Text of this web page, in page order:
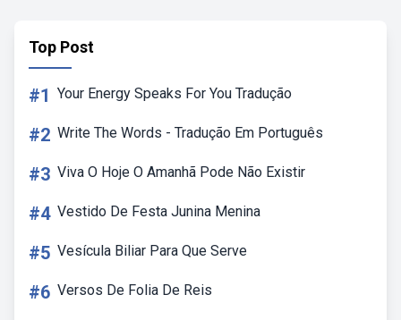
Top Post
#1 Your Energy Speaks For You Tradução
#2 Write The Words - Tradução Em Português
#3 Viva O Hoje O Amanhã Pode Não Existir
#4 Vestido De Festa Junina Menina
#5 Vesícula Biliar Para Que Serve
#6 Versos De Folia De Reis